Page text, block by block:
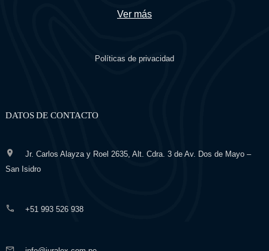
Ver más
Políticas de privacidad
DATOS DE CONTACTO
Jr. Carlos Alayza y Roel 2635, Alt. Cdra. 3 de Av. Dos de Mayo –
San Isidro
+51 993 526 938